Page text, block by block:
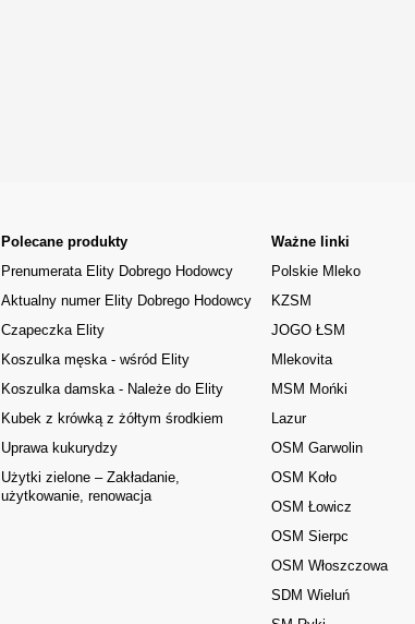
Polecane produkty
Prenumerata Elity Dobrego Hodowcy
Aktualny numer Elity Dobrego Hodowcy
Czapeczka Elity
Koszulka męska - wśród Elity
Koszulka damska - Należe do Elity
Kubek z krówką z żółtym środkiem
Uprawa kukurydzy
Użytki zielone – Zakładanie,
użytkowanie, renowacja
Ważne linki
Polskie Mleko
KZSM
JOGO ŁSM
Mlekovita
MSM Mońki
Lazur
OSM Garwolin
OSM Koło
OSM Łowicz
OSM Sierpc
OSM Włoszczowa
SDM Wieluń